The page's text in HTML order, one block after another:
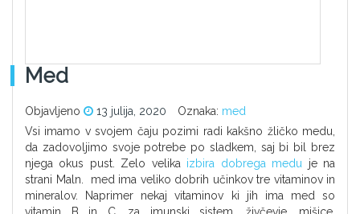
Med
Objavljeno 13 julija, 2020 Oznaka: med
Vsi imamo v svojem čaju pozimi radi kakšno žličko medu,
da zadovoljimo svoje potrebe po sladkem, saj bi bil brez
njega okus pust. Zelo velika izbira dobrega medu je na
strani Maln. med ima veliko dobrih učinkov tre vitaminov in
mineralov. Naprimer nekaj vitaminov ki jih ima med so